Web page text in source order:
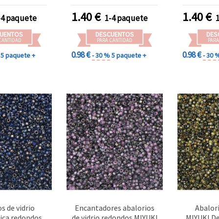
paquete
5 paquete +
agujero: 1,5 mm – 10 g
(±660 uds)
1.40€ 1-4 paquete
DESCUENTOS
PARA CANTIDAD
0.98 €- 30 %5 paquete +
g
1.40€
0.98 €- 30
de vidrio
Encantadores abalorios